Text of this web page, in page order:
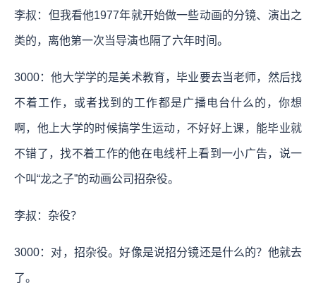
李叔：但我看他1977年就开始做一些动画的分镜、演出之
类的，离他第一次当导演也隔了六年时间。
3000：他大学学的是美术教育，毕业要去当老师，然后找
不着工作，或者找到的工作都是广播电台什么的，你想
啊，他上大学的时候搞学生运动，不好好上课，能毕业就
不错了，找不着工作的他在电线杆上看到一小广告，说一
个叫“龙之子”的动画公司招杂役。
李叔：杂役？
3000：对，招杂役。好像是说招分镜还是什么的？他就去
了。